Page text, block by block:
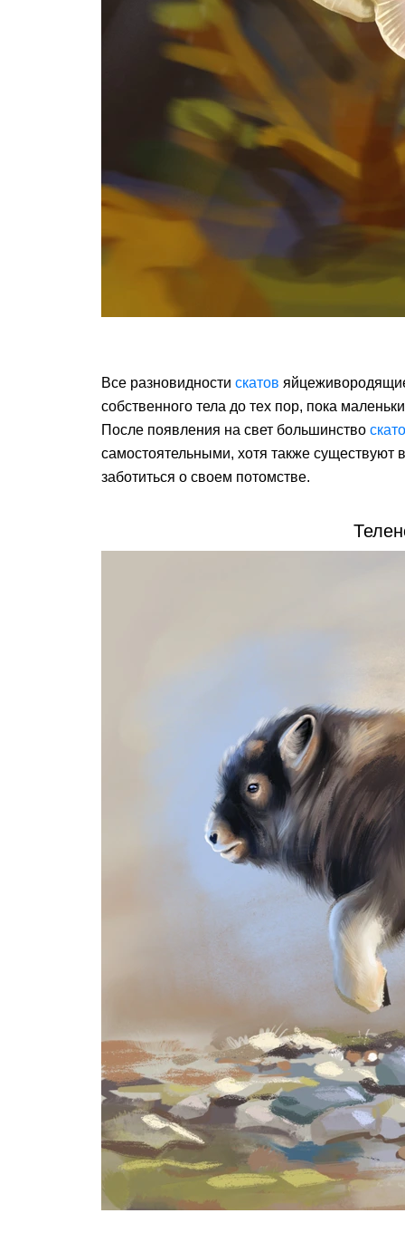
Все разновидности скатов
собственного тела до тех пор, пока
После появления на свет большинство
самостоятельными, хотя также существуют
заботиться о своем потомстве.